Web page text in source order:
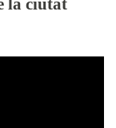
la ciutat